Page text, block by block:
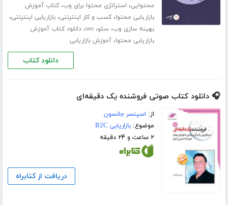
محتوایی، استراتژی محتوا برای وب،کتاب آموزش
بازاریابی محتوا،کسب و کار اینترنتی،بازاریابی اینترنتی،
بهینه سازی وب، سئو،seo،دانلود کتاب آموزش
بازاریابی محتوا،آموزش بازاریابی
دانلود کتاب
🎧 دانلود کتاب صوتی فروشنده یک دقیقه‌ای
از: اسپنسر جانسون
موضوع:بازاریابی B2C
۲ ساعت و ۲۴ دقیقه
دریافت از کتابراه